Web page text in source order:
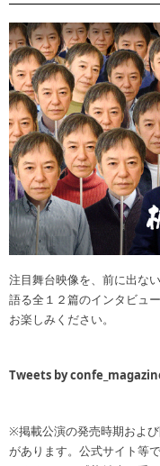
注目舞台映像を、前に出な
語る全１２篇のインタビュ
お楽しみください。
Tweets by
※掲載公演の発売時期およ
があります。公式サイト等